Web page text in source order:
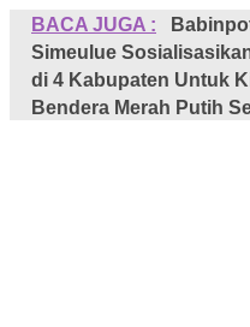
BACA JUGA :
Simeulue
di 4 Kabupaten Untuk
Bendera Merah Putih